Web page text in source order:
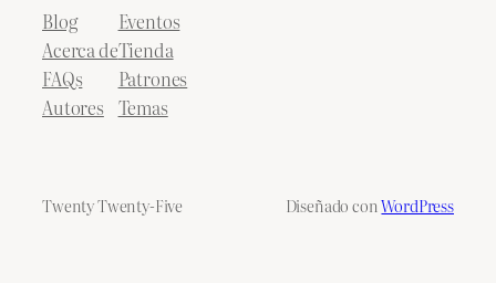
Blog
Acerca de
FAQs
Autores
Eventos
Tienda
Patrones
Temas
Twenty Twenty-Five Diseñado conWordPress